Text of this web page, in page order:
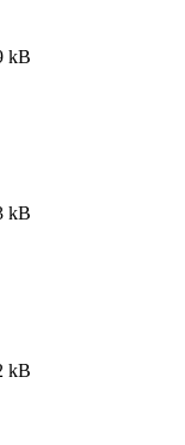
kB
kB
kB